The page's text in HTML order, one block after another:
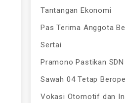
Tantangan Ekonomi
Pas Terima Anggota
Sertai
Pramono Pastikan
Sawah 04 Tetap
Vokasi Otomotif dan